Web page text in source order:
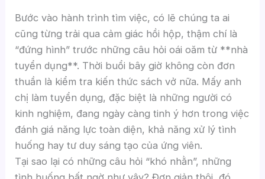
Bước vào hành trình tìm việc, có lẽ chúng ta ai
cũng từng trải qua cảm giác hồi hộp, thậm chí là
“đứng hình” trước những câu hỏi oái oăm từ **nhà
tuyển dụng**. Thời buổi bây giờ không còn đơn
thuần là kiểm tra kiến thức sách vở nữa. Mấy anh
chị làm tuyển dụng, đặc biệt là những người có
kinh nghiệm, đang ngày càng tinh ý hơn trong việc
đánh giá năng lực toàn diện, khả năng xử lý tình
huống hay tư duy sáng tạo của ứng viên.
Tại sao lại có những câu hỏi “khó nhằn”, những